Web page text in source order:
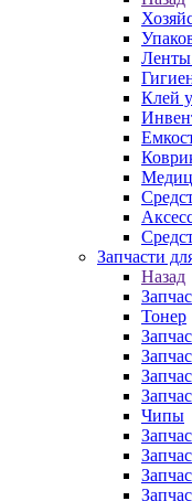
Ленты
Клей
Запчасти
Назад
Тонер
Чипы